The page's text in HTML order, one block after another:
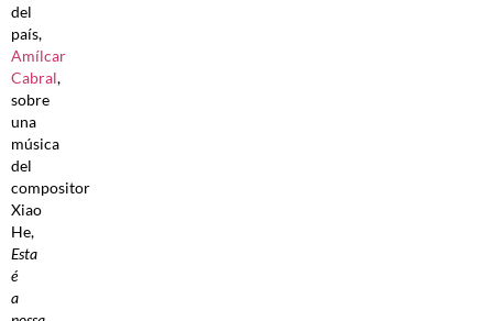
del
país,
Amílcar
Cabral,
sobre
una
música
del
compositor
Xiao
He,
Esta
é
a